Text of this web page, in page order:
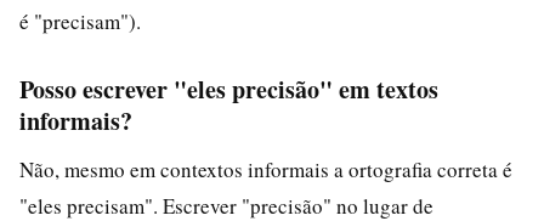
é "precisam").
Posso escrever "eles precisão" em textos
informais?
Não, mesmo em contextos informais a ortografia correta é
"eles precisam". Escrever "precisão" no lugar de